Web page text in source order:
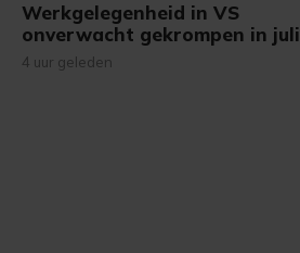
Werkgelegenheid in VS
onverwacht gekrompen in juli
4 uur geleden